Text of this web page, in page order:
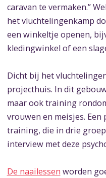
caravan te vermaken.”
het vluchtelingenkamp
een winkeltje openen,
kledingwinkel of een
Dicht bij het
projecthuis. In dit
maar ook training
vrouwen en meisjes. Een
training, die in drie
interview met deze
De naailessen worden